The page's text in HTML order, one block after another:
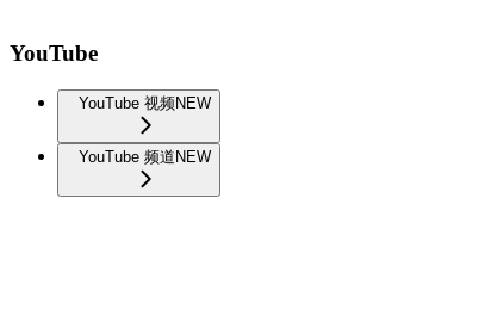
YouTube
YouTube 视频NEW
YouTube 频道 NEW